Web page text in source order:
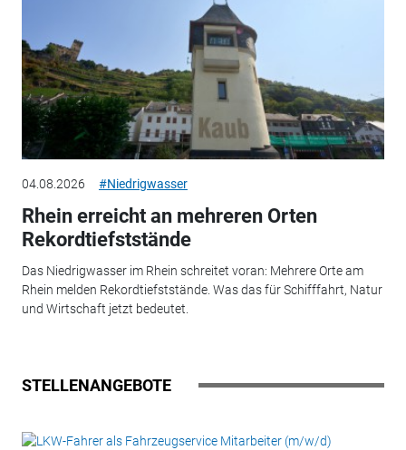
04.08.2026 #Niedrigwasser
Rhein erreicht an mehreren Orten
Rekordtiefststände
Das Niedrigwasser im Rhein schreitet voran: Mehrere Orte am
Rhein melden Rekordtiefststände. Was das für Schifffahrt, Natur
und Wirtschaft jetzt bedeutet.
STELLENANGEBOTE